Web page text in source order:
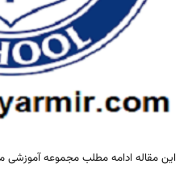
این مقاله ادامه مطلب مجموعه